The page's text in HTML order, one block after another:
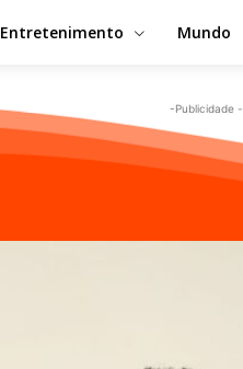
Entretenimento Mundo
-Publicidade -